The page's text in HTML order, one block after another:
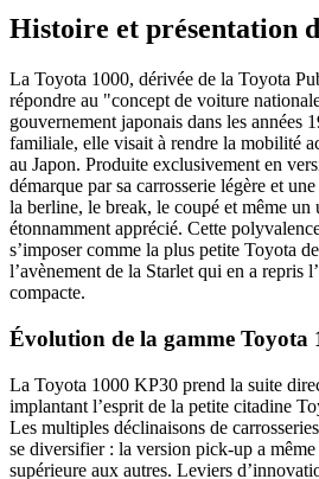
Histoire et présentation
La Toyota 1000, dérivée de la Toyota
répondre au "concept de voiture
gouvernement japonais dans les années
familiale, elle visait à rendre la mobilité
au Japon. Produite exclusivement en
démarque par sa carrosserie légère et
la berline, le break, le coupé et même
étonnamment apprécié. Cette
s’imposer comme la plus petite Toyota
l’avènement de la Starlet qui en a repris
compacte.
Évolution de la gamme Toyota
La Toyota 1000 KP30 prend la suite
implantant l’esprit de la petite citadine
Les multiples déclinaisons de
se diversifier : la version pick-up a
supérieure aux autres. Leviers